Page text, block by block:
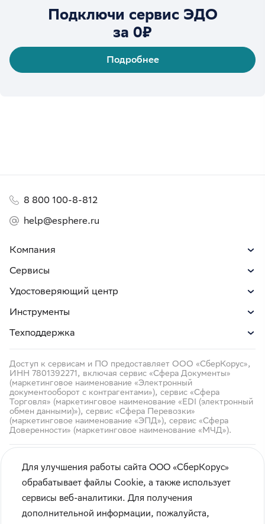
Подключи сервис ЭДО
за 0₽
Подробнее
Компания
Сервисы
Удостоверяющий центр
Инструменты
Техподдержка
8 800 100-8-812
help@esphere.ru
Доступ к сервисам и ПО предоставляет ООО «СберКорус»,
ИНН 7801392271, включая сервис «Сфера Документы»
(маркетинговое наименование «Электронный
документооборот с контрагентами»), сервис «Сфера
Торговля» (маркетинговое наименование «EDI (электронный
обмен данными)»), сервис «Сфера Перевозки»
(маркетинговое наименование «ЭПД»), сервис «Сфера
Доверенности» (маркетинговое наименование «МЧД»).
Кибербезопасность
Для улучшения работы сайта ООО «СберКорус»
обрабатывает файлы Cookie, а также использует
сервисы веб-аналитики. Для получения
дополнительной информации, пожалуйста,